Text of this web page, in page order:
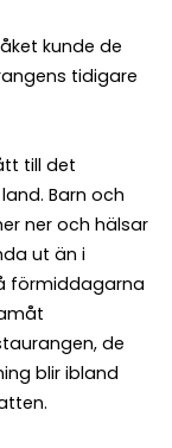
kunde de
tidigare
till det
Barn och
ner och hälsar
ut än i
förmiddagarna
de
blir ibland